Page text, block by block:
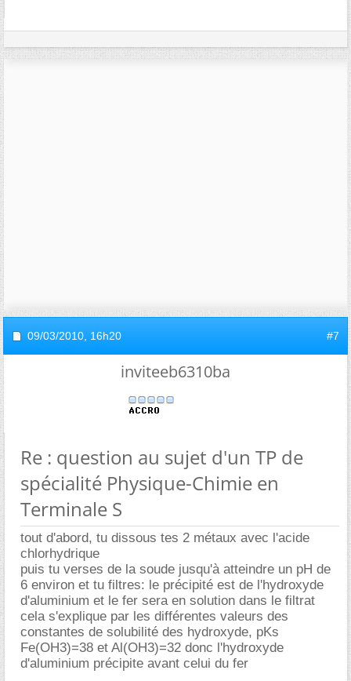
09/03/2010, 16h20 #7
inviteeb6310ba
Re : question au sujet d'un TP de
spécialité Physique-Chimie en
Terminale S
tout d'abord, tu dissous tes 2 métaux avec l'acide
chlorhydrique
puis tu verses de la soude jusqu'à atteindre un pH de
6 environ et tu filtres: le précipité est de l'hydroxyde
d'aluminium et le fer sera en solution dans le filtrat
cela s'explique par les différentes valeurs des
constantes de solubilité des hydroxyde, pKs
Fe(OH3)=38 et Al(OH3)=32 donc l'hydroxyde
d'aluminium précipite avant celui du fer